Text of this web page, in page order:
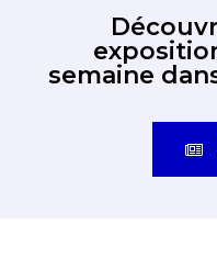
semaine